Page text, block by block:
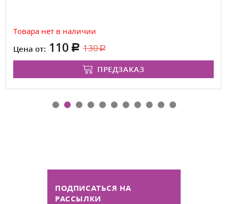
Товара нет в наличии
Цена от: 110 130
ПРЕДЗАКАЗ
ПОДПИСАТЬСЯ НА
РАССЫЛКИ